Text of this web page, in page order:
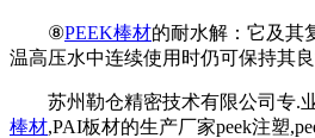
⑧PEEK棒材的耐水解：它及其
温高压水中连续使用时仍可保持其良
苏州勒仓精密技术有限公司专.
棒材,PAI板材的生产厂家peek注塑